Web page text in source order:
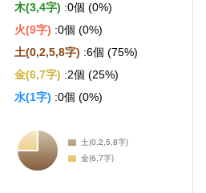
木(3,4字) :0個 (0%)
火(9字) :0個 (0%)
土(0,2,5,8字) :6個 (75%)
金(6,7字) :2個 (25%)
水(1字) :0個 (0%)